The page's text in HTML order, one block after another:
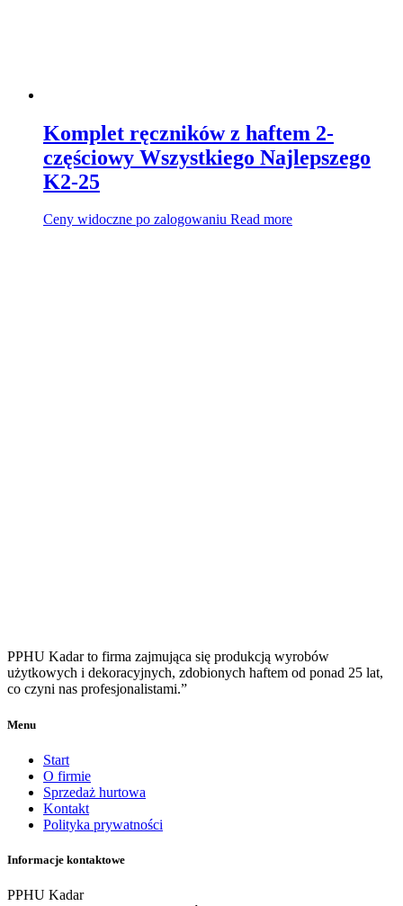
Komplet ręczników z haftem 2-
częściowy Wszystkiego Najlepszego
K2-25
Ceny widoczne po zalogowaniu Read more
PPHU Kadar to firma zajmująca się produkcją wyrobów
użytkowych i dekoracyjnych, zdobionych haftem od ponad 25 lat,
co czyni nas profesjonalistami.”
Menu
Start
O firmie
Sprzedaż hurtowa
Kontakt
Polityka prywatności
Informacje kontaktowe
PPHU Kadar